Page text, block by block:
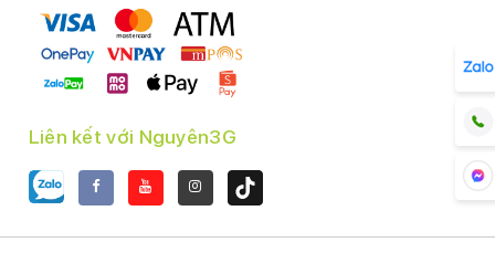
Liên kết với Nguyên3G